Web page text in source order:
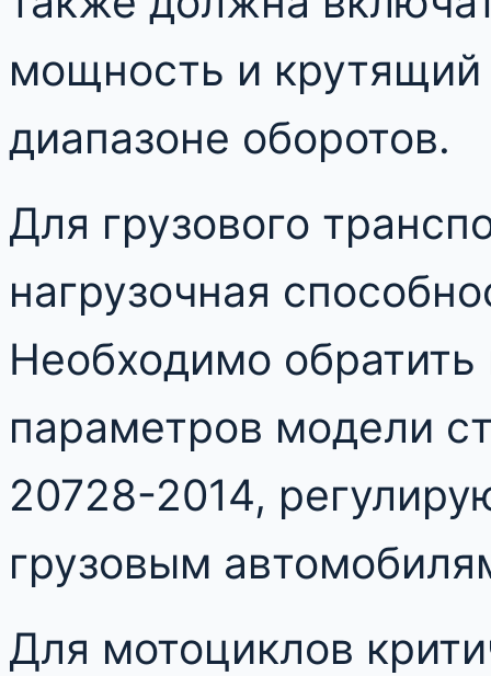
мощность и
диапазоне оборотов.
Для грузового
нагрузочная
Необходимо
параметров модели
20728-2014,
грузовым
Для мотоциклов